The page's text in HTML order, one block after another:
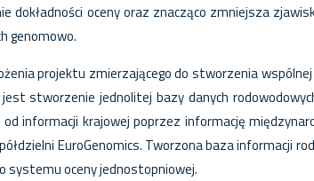
oceny oraz znacząco zmniejsza
genomowo.
projektu zmierzającego do stworzenia
stworzenie jednolitej bazy danych
informacji krajowej poprzez informację
EuroGenomics. Tworzona baza informacji
systemu oceny jednostopniowej.